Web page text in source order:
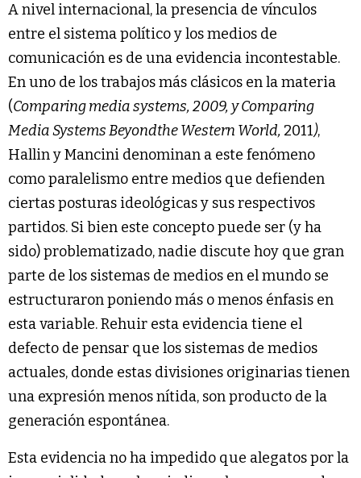
A nivel internacional, la presencia de vínculos
entre el sistema político y los medios de
comunicación es de una evidencia incontestable.
En uno de los trabajos más clásicos en la materia
(Comparing media systems, 2009, y Comparing
Media Systems Beyondthe Western World, 2011),
Hallin y Mancini denominan a este fenómeno
como paralelismo entre medios que defienden
ciertas posturas ideológicas y sus respectivos
partidos. Si bien este concepto puede ser (y ha
sido) problematizado, nadie discute hoy que gran
parte de los sistemas de medios en el mundo se
estructuraron poniendo más o menos énfasis en
esta variable. Rehuir esta evidencia tiene el
defecto de pensar que los sistemas de medios
actuales, donde estas divisiones originarias tienen
una expresión menos nítida, son producto de la
generación espontánea.
Esta evidencia no ha impedido que alegatos por la